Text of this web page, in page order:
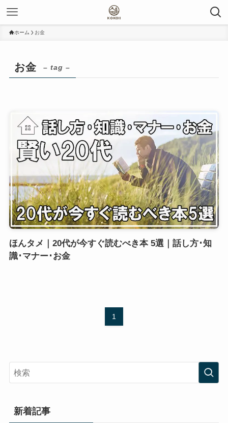
ホーム お金
お金 – tag –
ほんタメ｜20代が今すぐ読むべき本 5選｜話し方･知
識･マナー･お金
1
新着記事